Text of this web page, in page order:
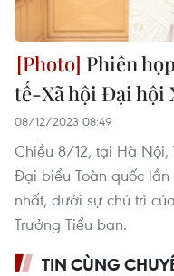
Phiên
tế-Xã hội Đại hội
08/12/2023 08:49
Chiều 8/12, tại Hà
Đại biểu Toàn quốc
nhất, dưới sự chủ trì
Trưởng Tiểu ban.
TIN CÙNG